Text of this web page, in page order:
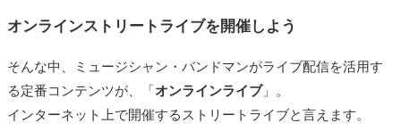
オンラインストリートライブを開催しよう
そんな中、ミュージシャン・バンドマンがライブ配信を活用す
る定番コンテンツが、「 オンラインライブ」。
インターネット上で開催するストリートライブと言えます。